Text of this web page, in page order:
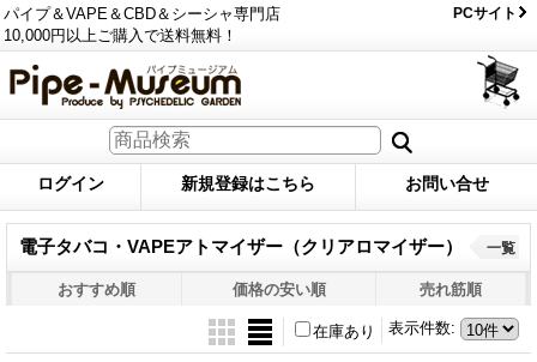
パイプ＆VAPE＆CBD＆シーシャ専門店
10,000円以上ご購入で送料無料！
PCサイト
ログイン 新規登録はこちら お問い合せ
電子タバコ・VAPEアトマイザー（クリアロマイザー） 一覧
おすすめ順 価格の安い順 売れ筋順
表示件数:
在庫あり